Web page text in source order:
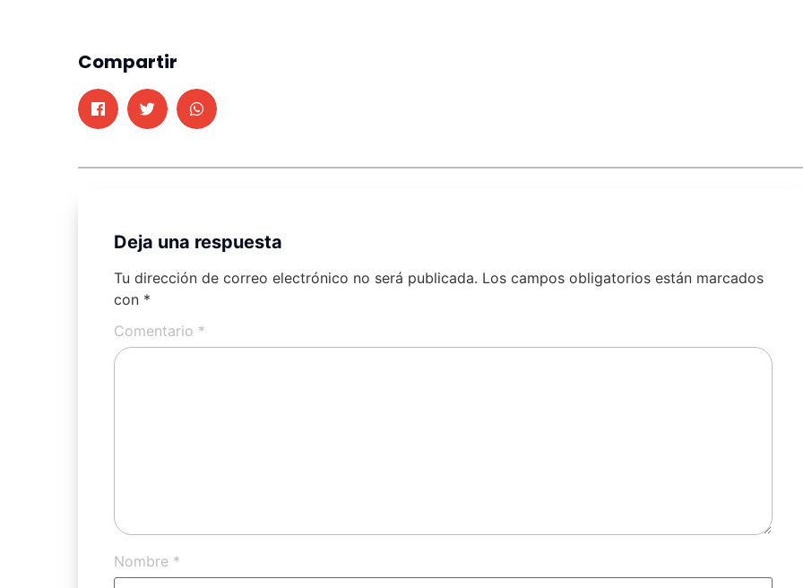
Compartir
Deja una respuesta
Tu dirección de correo electrónico no será publicada. Los campos obligatorios están marcados
con *
Comentario *
Nombre *